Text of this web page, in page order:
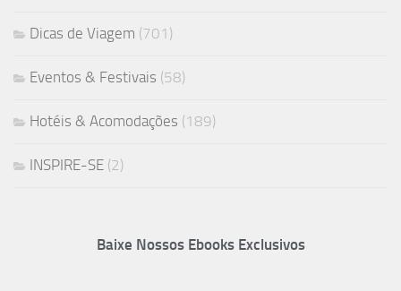
Dicas de Viagem (701)
Eventos & Festivais (58)
Hotéis & Acomodações (189)
INSPIRE-SE (2)
Baixe Nossos Ebooks Exclusivos